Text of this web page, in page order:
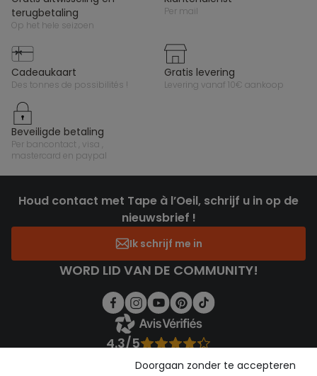
terugbetaling
op het hele seizoen
per mail
cadeaukaart
des tonnes de possibilités !
gratis levering
levering vanaf 10€ aankoop
beveiligde betaling
per bancontact , visa ,
mastercard en paypal
Houd contact met Tape à l’Oeil, schrijf u in op de
nieuwsbrief !
Ik schrijf me in
WORD LID VAN DE COMMUNITY!
4.3/5
Bekijk de vertrouwensverklaring
Doorgaan zonder te accepteren